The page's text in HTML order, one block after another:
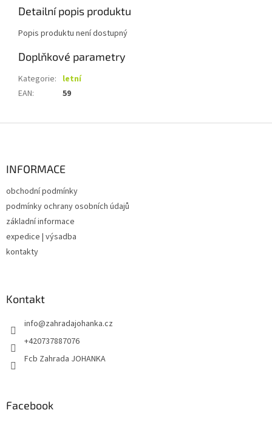
Detailní popis produktu
Popis produktu není dostupný
Doplňkové parametry
Kategorie: letní
EAN: 59
INFORMACE
obchodní podmínky
podmínky ochrany osobních údajů
základní informace
expedice | výsadba
kontakty
Kontakt
info@zahradajohanka.cz
+420737887076
Fcb Zahrada JOHANKA
Facebook